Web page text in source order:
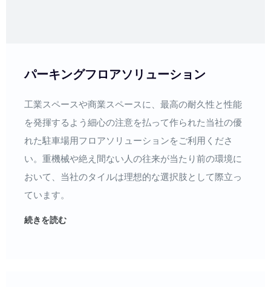
パーキングフロアソリューション
工業スペースや商業スペースに、最高の耐久性と性能
を発揮するよう細心の注意を払って作られた当社の優
れた駐車場用フロアソリューションをご利用くださ
い。重機械や絶え間ない人の往来が当たり前の環境に
おいて、当社のタイルは理想的な選択肢として際立っ
ています。
続きを読む